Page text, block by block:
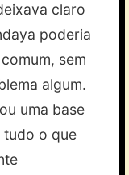
claro
poderia
sem
algum.
uma base
tudo o que